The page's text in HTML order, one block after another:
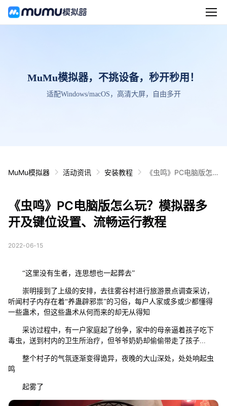
MuMu模拟器，不挑设备，秒开秒用！
适配Windows/macOS，高清大屏，自由多开
MuMu模拟器 活动资讯 安装教程
《虫鸣》PC电脑版怎
《虫鸣》PC电脑版怎么玩？模拟器多
开及键位设置、流畅运行教程
2022-06-15
“这里没有生者，连思想也一起葬去”
崇明接到了上级的安排，去往雾谷村进行旅游景点调查采访，
听闻村子内存在着“养蛊辟邪祟”的习俗，每户人家或多或少都懂得
一些蛊术，但这些蛊术从何而来的却无从得知
采访过程中，有一户家庭起了纷争，家中的母亲逼着孩子吃下
毒虫，送到村内的卫生所治疗，但爷爷奶奶却偷偷带走了孩子...
整个村子的气氛逐渐变得诡异，夜晚的大山深处，处处响起虫
鸣
起雾了